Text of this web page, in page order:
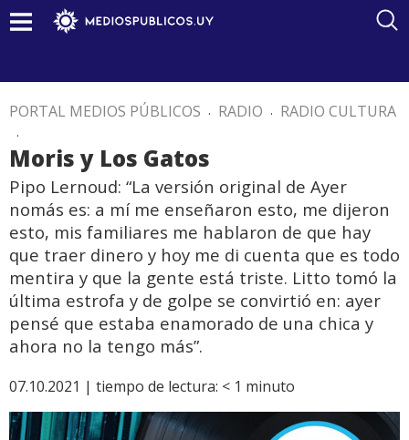
PORTAL MEDIOS PÚBLICOS . RADIO . RADIO CULTURA
.
Moris y Los Gatos
Pipo Lernoud: “La versión original de Ayer
nomás es: a mí me enseñaron esto, me dijeron
esto, mis familiares me hablaron de que hay
que traer dinero y hoy me di cuenta que es todo
mentira y que la gente está triste. Litto tomó la
última estrofa y de golpe se convirtió en: ayer
pensé que estaba enamorado de una chica y
ahora no la tengo más”.
07.10.2021 | tiempo de lectura: < 1 minuto